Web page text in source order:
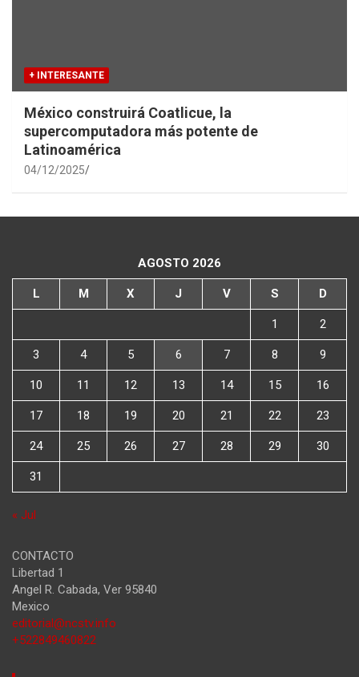
+ INTERESANTE
México construirá Coatlicue, la
supercomputadora más potente de
Latinoamérica
04/12/2025
AGOSTO 2026
L M X J V S D
1 2
3 4 5 6 7 8 9
10 11 12 13 14 15 16
17 18 19 20 21 22 23
24 25 26 27 28 29 30
31
« Jul
CONTACTO
Libertad 1
Angel R. Cabada, Ver 95840
Mexico
editorial@ncstv.info
+522849460822